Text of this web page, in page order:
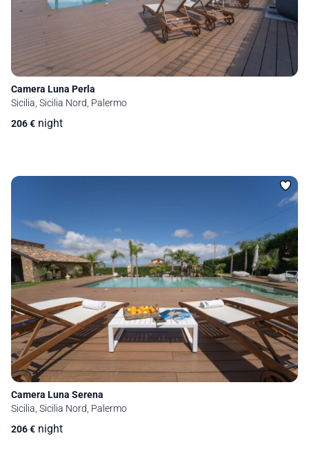
Camera Luna Perla
Sicilia, Sicilia Nord, Palermo
206€ night
Camera Luna Serena
Sicilia, Sicilia Nord, Palermo
206€ night